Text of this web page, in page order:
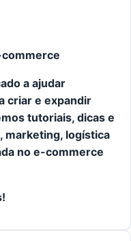
commerce
a ajudar
criar e expandir
tutoriais, dicas e
marketing, logística
no e-commerce